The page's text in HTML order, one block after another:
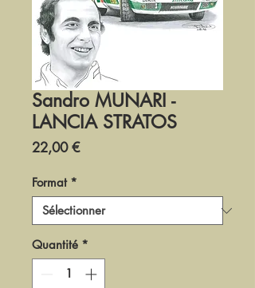
Sandro MUNARI -
LANCIA STRATOS
22,00 €Prix
Format *
Quantité *